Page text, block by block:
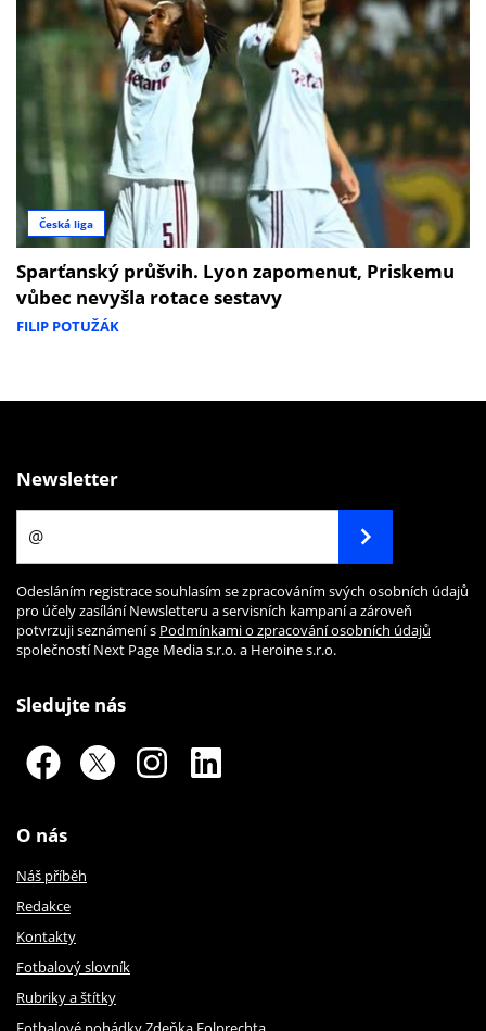
Česká liga
Sparťanský průšvih. Lyon zapomenut, Priskemu
vůbec nevyšla rotace sestavy
FILIP POTUŽÁK
Newsletter
Odesláním registrace souhlasím se zpracováním svých osobních údajů
pro účely zasílání Newsletteru a servisních kampaní a zároveň
potvrzuji seznámení s Podmínkami o zpracování osobních údajů
společností Next Page Media s.r.o. a Heroine s.r.o.
Sledujte nás
O nás
Náš příběh
Redakce
Kontakty
Fotbalový slovník
Rubriky a štítky